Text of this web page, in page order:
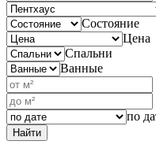
Состояние
Цена
Спальни
Ванные
по
Найти